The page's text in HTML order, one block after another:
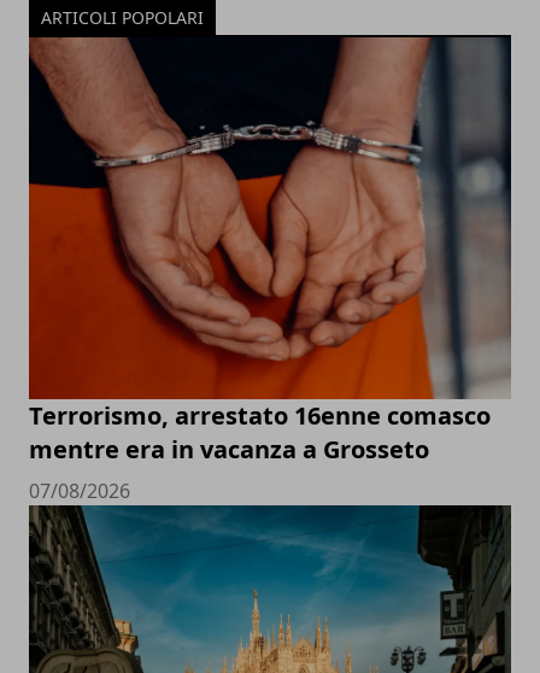
ARTICOLI POPOLARI
Terrorismo, arrestato 16enne comasco
mentre era in vacanza a Grosseto
07/08/2026